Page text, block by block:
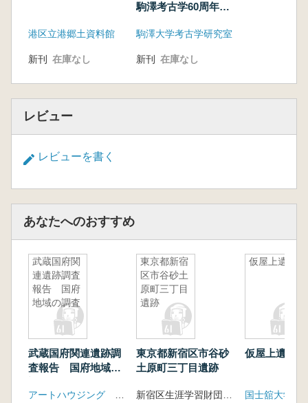
港区立港郷土資料館
新刊 在庫なし
駒澤考古学60周年記
駒澤大学考古学研究室
新刊 在庫なし
レビュー
レビューを書く
あなたへのおすすめ
武蔵国府関
連遺跡調査
報告 国府
地域の調査
武蔵国府関連遺跡調
査報告 国府地域の
東京都新宿
区市谷砂土
原町三丁目
遺跡
東京都新宿区市谷砂
土原町三丁目遺跡
仮屋上遺跡
仮屋上遺跡
国士舘大学考